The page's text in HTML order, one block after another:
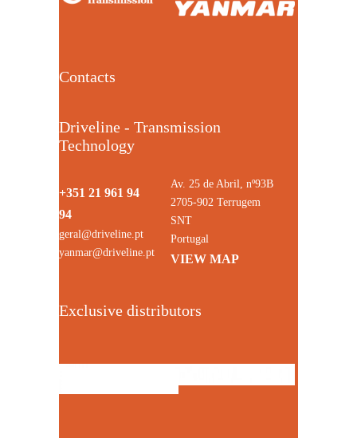
Contacts
Driveline - Transmission
Technology
+351 21 961 94
94
geral@driveline.pt
yanmar@driveline.pt
Av. 25 de Abril, nº93B
2705-902 Terrugem
SNT
Portugal
VIEW MAP
Exclusive distributors